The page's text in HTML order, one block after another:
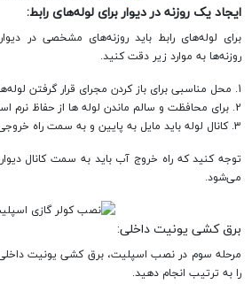
ایجاد یک روزنه در دیوار برای لوله‌های رابط:
برای لوله‌های رابط باید روزنه‌های مشخصی در
روزنه‌ها به موارد زیر دقت کنید.
1. محل مناسبی برای باز کردن مجرای قرار گرفتن لوله‌های رابط انتخاب کنید.
2. برای محافظت و سالم ماندن لوله ها از حفاظ نرم استفاده کنید.
3. کانال لوله باید مایل به پایین و به سمت راه خروجی باشد.
توجه کنید که راه خروج آب باید به سمت کانال
می‌شود.
برق کشی یونیت داخلی:
مرحله سوم در نصب اسپلیت، برق کشی یونیت داخلی
را به ترتیب انجام دهید.